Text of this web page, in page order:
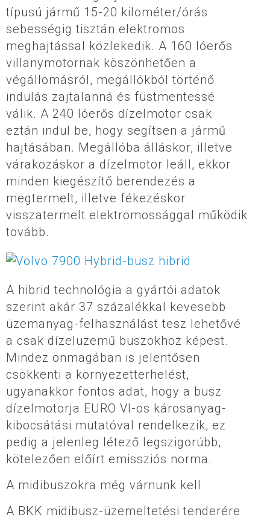
típusú jármű 15-20 kilométer/órás
sebességig tisztán elektromos
meghajtással közlekedik. A 160 lóerős
villanymotornak köszönhetően a
végállomásról, megállókból történő
indulás zajtalanná és füstmentessé
válik. A 240 lóerős dízelmotor csak
eztán indul be, hogy segítsen a jármű
hajtásában. Megállóba álláskor, illetve
várakozáskor a dízelmotor leáll, ekkor
minden kiegészítő berendezés a
megtermelt, illetve fékezéskor
visszatermelt elektromossággal működik
tovább.
A hibrid technológia a gyártói adatok
szerint akár 37 százalékkal kevesebb
üzemanyag-felhasználást tesz lehetővé
a csak dízelüzemű buszokhoz képest.
Mindez önmagában is jelentősen
csökkenti a környezetterhelést,
ugyanakkor fontos adat, hogy a busz
dízelmotorja EURO VI-os károsanyag-
kibocsátási mutatóval rendelkezik, ez
pedig a jelenleg létező legszigorúbb,
kötelezően előírt emissziós norma.
A midibuszokra még várnunk kell
A BKK midibusz-üzemeltetési tenderére